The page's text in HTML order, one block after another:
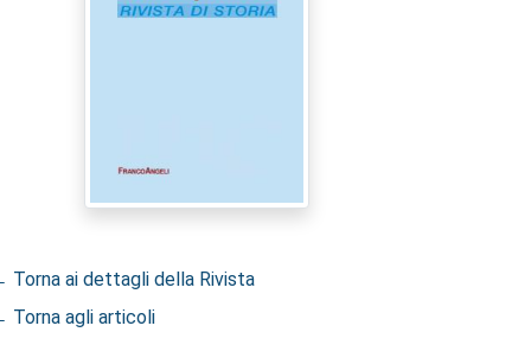
Torna ai dettagli della Rivista
Torna agli articoli